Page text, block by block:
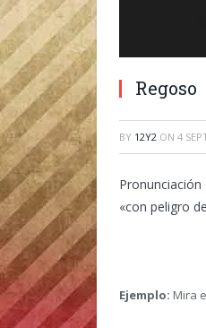
Regoso
BY 12Y2 ON 4
«con peligro
Ejemplo: Mira